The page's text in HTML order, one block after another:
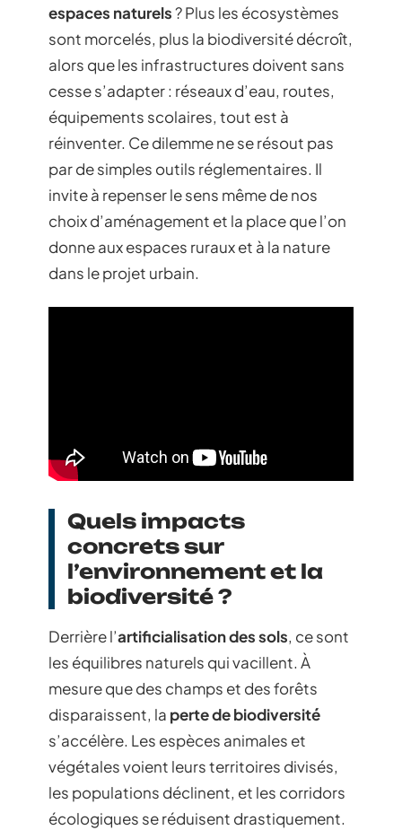
espaces naturels? Plus les écosystèmes
sont morcelés, plus la biodiversité décroît,
alors que les infrastructures doivent sans
cesse s’adapter : réseaux d’eau, routes,
équipements scolaires, tout est à
réinventer. Ce dilemme ne se résout pas
par de simples outils réglementaires. Il
invite à repenser le sens même de nos
choix d’aménagement et la place que l’on
donne aux espaces ruraux et à la nature
dans le projet urbain.
Quels impacts
concrets sur
l’environnement et la
biodiversité ?
Derrière l’artificialisation des sols, ce sont
les équilibres naturels qui vacillent. À
mesure que des champs et des forêts
disparaissent, la perte de biodiversité
s’accélère. Les espèces animales et
végétales voient leurs territoires divisés,
les populations déclinent, et les corridors
écologiques se réduisent drastiquement.